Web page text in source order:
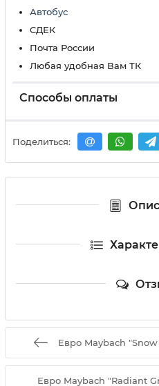
Автобус
СДЕК
Почта России
Любая удобная Вам ТК
Способы оплаты
Поделиться:
Евро Maybach
Евро Maybach "Radiant